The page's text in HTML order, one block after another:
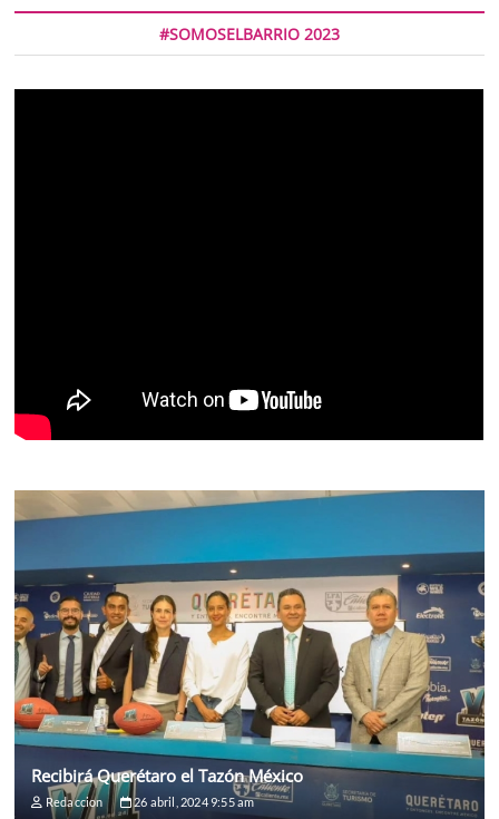
#SOMOSELBARRIO 2023
Recibirá Querétaro el Tazón México
Redaccion 26 abril, 2024 9:55 am